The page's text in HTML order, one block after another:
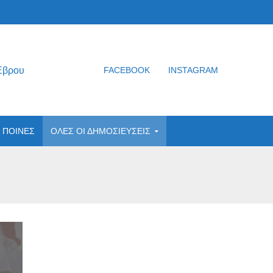
FACEBOOK INSTAGRAM
ΠΟΙΝΕΣ ΟΛΕΣ ΟΙ ΔΗΜΟΣΙΕΥΣΕΙΣ